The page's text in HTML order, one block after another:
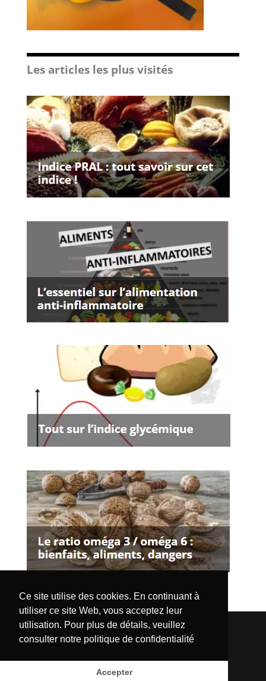
Ce site utilise des cookies. En continuant à
utiliser ce site Web, vous acceptez leur
utilisation. Pour plus de détails, veuillez
consulter notre politique de confidentialité
Accepter
Les articles les plus visités
Accueil
Les aliments détaillés
Nos articles
Mentions légales
Qui sommes-nous ?
Newsletter